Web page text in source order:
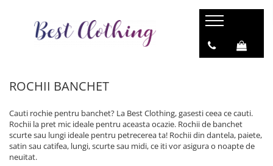
ROCHII
ROCHII BANCHET
ROCHII DE SEARA
ROCHII DE OCAZIE
ROCHII DE PETRECERE
ROCHII BANCHET
Cauti rochie pentru banchet? La Best Clothing, gasesti ceea ce cauti.
Rochii la pret mic ideale pentru aceasta ocazie. Rochii de banchet
scurte sau lungi ideale pentru petrecerea ta! Rochii din dantela, paiete,
satin sau catifea, lungi, scurte sau midi, ce iti vor asigura o noapte de
neuitat.